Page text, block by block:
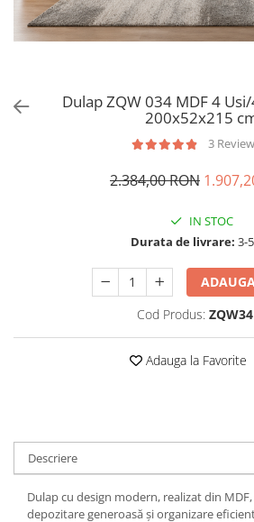
Dulap ZQW 034 MDF 4
200x52x215
3
2.384,00 RON
IN STOC
Durata de livrare: 3-
Cod Produs: ZQW34
Adauga la Favorite
Descriere
Dulap cu design modern, realizat din
depozitare generoasă și organizare